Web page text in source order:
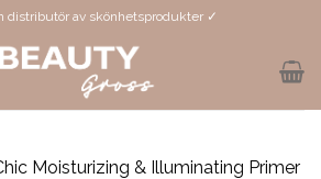
distributör av skönhetsprodukter ✓